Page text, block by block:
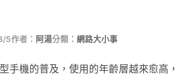
5作者： 阿湯分類： 網路大小事
手機的普及，使用的年齡層越來愈高，